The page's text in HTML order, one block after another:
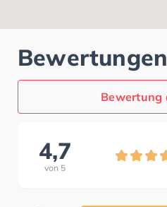
Bewertungen
Bewertung
4,7
von 5